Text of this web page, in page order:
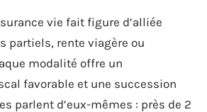
vie fait figure d’alliée
partiels, rente viagère ou
modalité offre un
favorable et une succession
parlent d’eux-mêmes : près de 2